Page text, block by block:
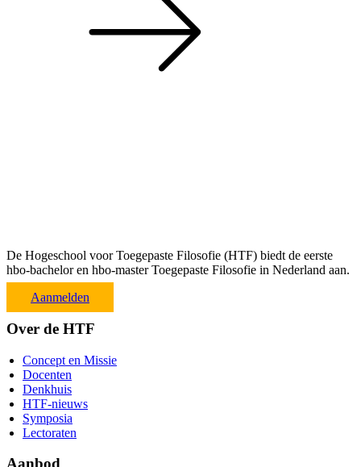
De Hogeschool voor Toegepaste Filosofie (HTF) biedt de eerste
hbo-bachelor en hbo-master Toegepaste Filosofie in Nederland aan.
Aanmelden
Over de HTF
Concept en Missie
Docenten
Denkhuis
HTF-nieuws
Symposia
Lectoraten